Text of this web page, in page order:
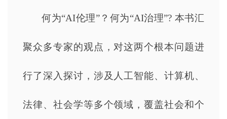
何为“AI伦理”？何为“AI治理”? 本书汇
聚众多专家的观点，对这两个根本问题进
行了深入探讨，涉及人工智能、计算机、
法律、社会学等多个领域，覆盖社会和个